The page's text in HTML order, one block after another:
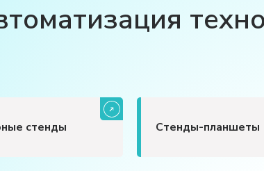
стенды Стенды-планшеты